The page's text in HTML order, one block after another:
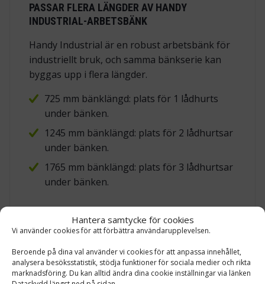
Hantera samtycke för cookies
Vi använder cookies för att förbättra användarupplevelsen.
Beroende på dina val använder vi cookies för att anpassa innehållet,
analysera besöksstatistik, stödja funktioner för sociala medier och rikta
marknadsföring. Du kan alltid ändra dina cookie inställningar via länken
PASSAR FLERA LÄNGDER AV HANDY
INDUSTRIAL-ARBETSBÄNK
Handy Industrial är en robust arbetsbänk för
industriellt bruk, och samma bänkserie kan
byggas upp i flera längder.
725 mm bänklängd: plats för 1 lådhurts
under bänken.
1245 mm bänklängd: plats för 2 lådhurtsar
under bänken.
1765 mm bänklängd: plats för 3 lådhurtsar
under bänken.
I Handy Industrial-serien finns 22 olika
lådhurtsalternativ, så denna modell kan också
arbetsplatsen kräver fler låga lådor, färre
djupa lådor eller skåpfack.